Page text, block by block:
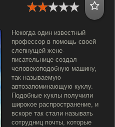
Некогда один известный
профессор в помощь своей
слепнущей жене-
писательнице создал
человекоподобную машину,
так называемую
автозапоминающую куклу.
Подобные куклы получили
широкое распространение, и
вскоре так стали называть
сотрудниц почты, которые